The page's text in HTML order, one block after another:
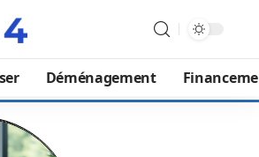
Déménagement